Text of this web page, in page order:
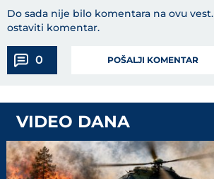
Do sada nije bilo komentara na ovu vest.
ostaviti komentar.
0 POŠALJI KOMENTAR
VIDEO DANA